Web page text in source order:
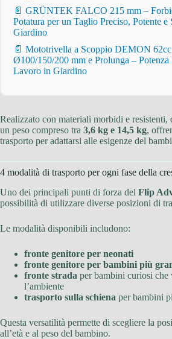
📄 GRÜNTEK FALCO 215 mm –
Potatura per un Taglio Preciso, Potente
Giardino
📄 Mototrivella a Scoppio DEMON
Ø100/150/200 mm e Prolunga – Potenza
Lavoro in Giardino
Realizzato con materiali morbidi e resistenti,
un peso compreso tra 3,6 kg e 14,5 kg,
trasporto per adattarsi alle esigenze del
4 modalità di trasporto per ogni fase della
Uno dei principali punti di forza del Flip
possibilità di utilizzare diverse posizioni di
Le modalità disponibili includono:
fronte genitore per neonati
fronte genitore per bambini più
fronte strada per bambini curiosi che
l’ambiente
trasporto sulla schiena per bambini
Questa versatilità permette di scegliere la
all’età e al peso del bambino.